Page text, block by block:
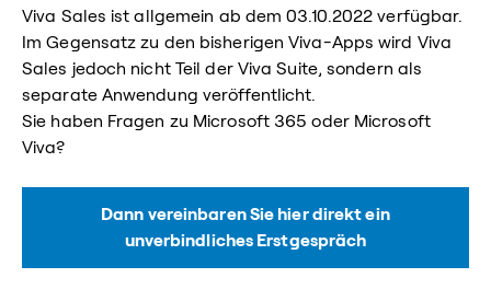
Viva Sales ist allgemein ab dem 03.10.2022 verfügbar.
Im Gegensatz zu den bisherigen Viva-Apps wird Viva
Sales jedoch nicht Teil der Viva Suite, sondern als
separate Anwendung veröffentlicht.
Sie haben Fragen zu Microsoft 365 oder Microsoft
Viva?
Dann vereinbaren Sie hier direkt ein
unverbindliches Erstgespräch